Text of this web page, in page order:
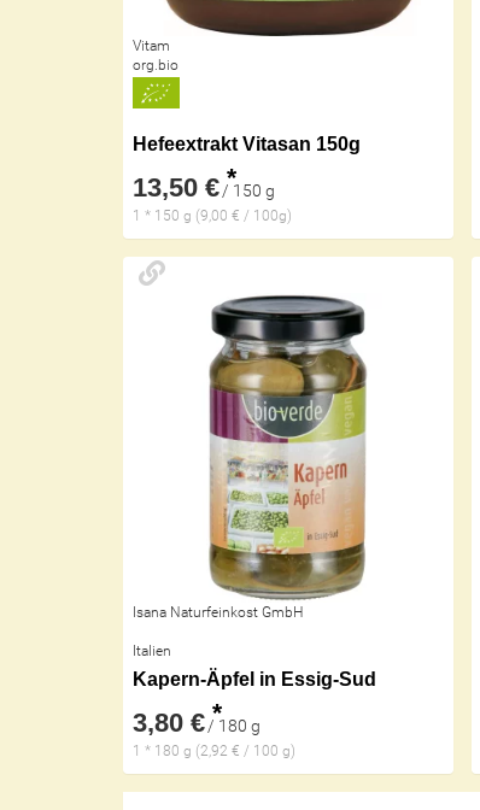
Vitam
org.bio
Hefeextrakt Vitasan 150g
13,50 € *
/ 150 g
1 * 150 g (9,00 € / 100g)
Isana Naturfeinkost GmbH
Italien
Kapern-Äpfel in Essig-Sud
3,80 € *
/ 180 g
1 * 180 g (2,92 € / 100 g)